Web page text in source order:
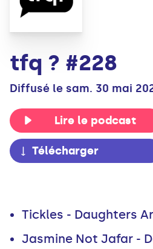
tfq ? #228
Diffusé le sam. 30 mai
Lire le podcast
Télécharger
Tickles - Daughters
Jasmine Not Jafar -